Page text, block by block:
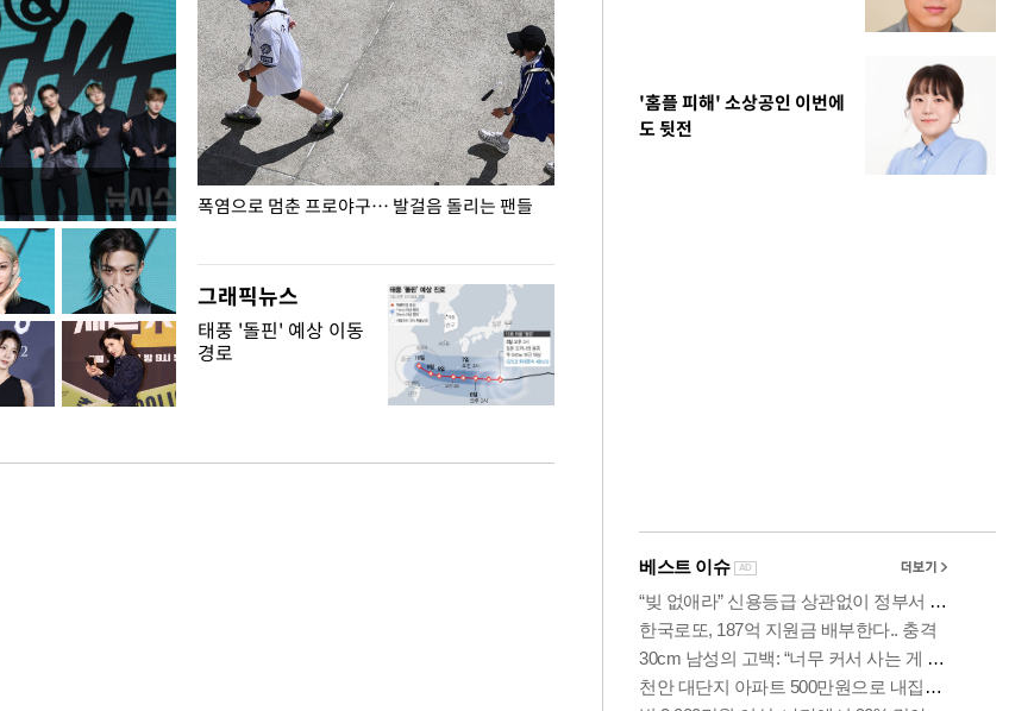
… 열화상 카메라에 담긴 폭염으로 멈춘 프로야구… 발걸음 돌리는 팬들
그래픽뉴스
태풍 '돌핀' 예상 이동
경로
'홈플 피해' 소상공인 이번에
도 뒷전